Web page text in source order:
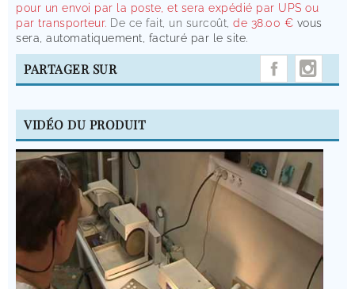
pour un envoi par la poste, et sera expédié par UPS ou
par transporteur. De ce fait, un surcoût, de 38.00 € vous
sera, automatiquement, facturé par le site.
PARTAGER SUR
VIDÉO DU PRODUIT